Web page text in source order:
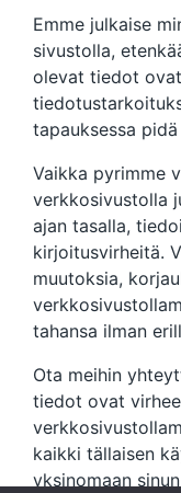
Emme julkaise
sivustolla,
olevat tiedot
tapauksessa
Vaikka pyrimme
verkkosivustolla
ajan tasalla,
kirjoitusvirheitä.
muutoksia,
tahansa ilman
Ota meihin
tiedot ovat
kaikki tällaisen
yksinomaan